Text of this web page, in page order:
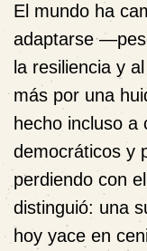
El mundo ha
adaptarse
la resiliencia y
más por una
hecho incluso a
democráticos y
perdiendo con
distinguió: una
hoy yace en